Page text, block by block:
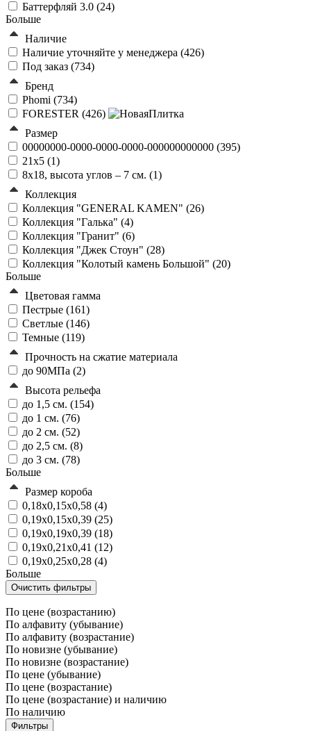
Баттерфляй 3.0 (24)
Больше
Наличие
Наличие уточняйте у менеджера (426)
Под заказ (734)
Бренд
Phomi (734)
FORESTER (426)
Размер
00000000-0000-0000-0000-000000000000 (395)
21х5 (1)
8х18, высота углов – 7 см. (1)
Коллекция
Коллекция "GENERAL KAMEN" (26)
Коллекция "Галька" (4)
Коллекция "Гранит" (6)
Коллекция "Джек Стоун" (28)
Коллекция "Колотый камень Большой" (20)
Больше
Цветовая гамма
Пестрые (161)
Светлые (146)
Темные (119)
Прочность на сжатие материала
до 90МПа (2)
Высота рельефа
до 1,5 см. (154)
до 1 см. (76)
до 2 см. (52)
до 2,5 см. (8)
до 3 см. (78)
Больше
Размер короба
0,18х0,15х0,58 (4)
0,19х0,15х0,39 (25)
0,19х0,19х0,39 (18)
0,19х0,21х0,41 (12)
0,19х0,25х0,28 (4)
Больше
По цене (возрастанию)
По алфавиту (убывание)
По алфавиту (возрастание)
По новизне (убывание)
По новизне (возрастание)
По цене (убывание)
По цене (возрастание)
По цене (возрастание) и наличию
По наличию
Фильтры